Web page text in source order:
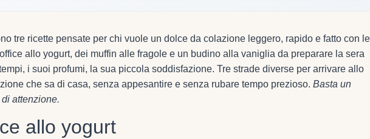
tre ricette pensate per chi vuole un dolce da colazione leggero, rapido e fatto con le
allo yogurt, dei muffin alle fragole e un budino alla vaniglia da preparare la sera
i suoi profumi, la sua piccola soddisfazione. Tre strade diverse per arrivare allo
che sa di casa, senza appesantire e senza rubare tempo prezioso. Basta un
attenzione.
allo yogurt